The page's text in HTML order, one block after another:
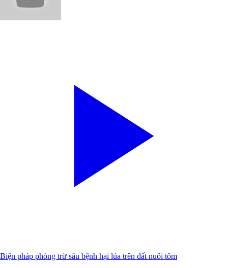
Biện pháp phòng trừ sâu bệnh hại lúa trên đất nuôi tôm